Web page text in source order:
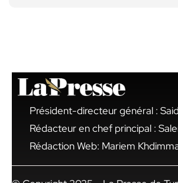
Président-directeur général :
Rédacteur en chef principal :
Rédaction Web: Mariem